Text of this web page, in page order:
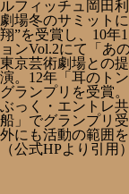
ルフィッチュ岡田
劇場冬のサミット
翔”を受賞し、10年
ョンVol.2にて「あ
東京芸術劇場との
演。12年「耳のト
グランプリを受賞
ぶっく・エントレ
船」でグランプリ
外にも活動の範囲を
（公式HPより引用）